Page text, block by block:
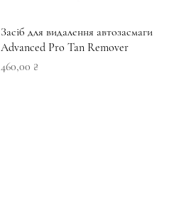
Швидкий перегляд
Засіб для видалення автозасмаги
Advanced Pro Tan Remover
Ціна
460,00 ₴